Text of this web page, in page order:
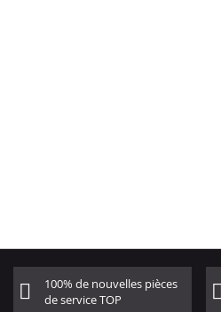
100% de nouvelles pièces
de service TOP